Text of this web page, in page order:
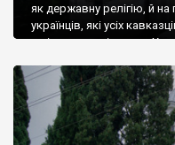
як державну релігію, й на
українців, які усіх
є відданими вірянами